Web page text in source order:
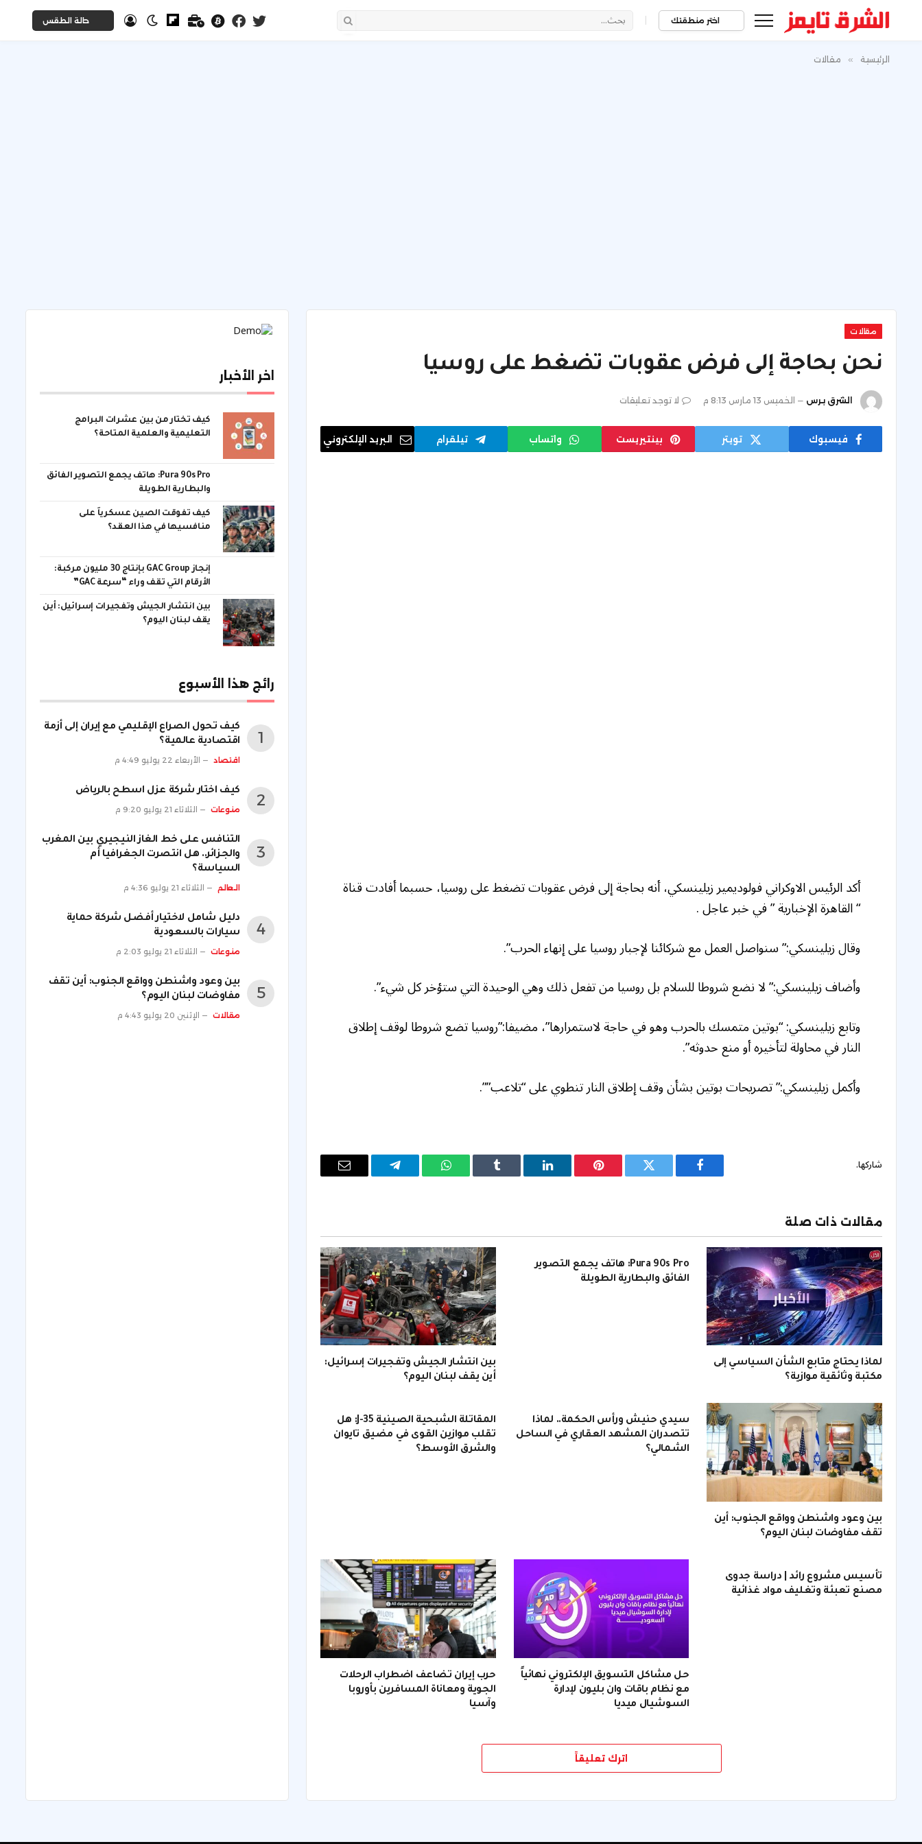
اختر منطقتك | حالة الطقس
الرئيسية » مقالات
مقالات
نحن بحاجة إلى فرض عقوبات تضغط على روسيا
الشرق برس الخميس 13 مارس 8:13 م لا توجد تعليقات
فيسبوك تويتر بينتيريست واتساب تيلقرام البريد الإلكتروني
أكد الرئيس الاوكراني فولوديمير زيلينسكي، أنه بحاجة إلى فرض عقوبات تضغط على روسيا، حسبما أفادت قناة
“ القاهرة الإخبارية ” في خبر عاجل .
وقال زيلينسكي:” سنواصل العمل مع شركائنا لإجبار روسيا على إنهاء الحرب”.
وأضاف زيلينسكي:” لا نضع شروطا للسلام بل روسيا من تفعل ذلك وهي الوحيدة التي ستؤخر كل شيء”.
وتابع زيلينسكي: “بوتين متمسك بالحرب وهو في حاجة لاستمرارها”، مضيفا:”روسيا تضع شروطا لوقف إطلاق
النار في محاولة لتأخيره أو منع حدوثه”.
وأكمل زيلينسكي:” تصريحات بوتين بشأن وقف إطلاق النار تنطوي على “تلاعب””.
شاركها.
فيسبوك تويتر بينتيريستلينكدإن Tumblr واتساب تيلقرام
البريد
مقالات ذات صلة
لماذا يحتاج متابع الشأن السياسي إلى
مكتبة وثائقية موازية؟
Pura 90s Pro: هاتف يجمع التصوير
الفائق والبطارية الطويلة
بين انتشار الجيش وتفجيرات إسرائيل:
أين يقف لبنان اليوم؟
بين وعود واشنطن وواقع الجنوب: أين
تقف مفاوضات لبنان اليوم؟
سيدي حنيش ورأس الحكمة.. لماذا
تتصدران المشهد العقاري في الساحل
الشمالي؟
المقاتلة الشبحية الصينية J-35: هل
تقلب موازين القوى في مضيق تايوان
والشرق الأوسط؟
تأسيس مشروع رائد | دراسة جدوى
مصنع تعبئة وتغليف مواد غذائية
حل مشاكل التسويق الإلكتروني نهائياً
مع نظام باقات وان بليون لإدارة
السوشيال ميديا
حرب إيران تضاعف اضطراب الرحلات
الجوية ومعاناة المسافرين بأوروبا
وآسيا
اترك تعليقاً
اخر الأخبار
كيف تختار من بين عشرات البرامج
التعليمية والعلمية المتاحة؟
Pura 90s Pro: هاتف يجمع التصوير الفائق
والبطارية الطويلة
كيف تفوقت الصين عسكرياً على
منافسيها في هذا العقد؟
إنجاز GAC Group بإنتاج 30 مليون مركبة:
الأرقام التي تقف وراء “سرعة GAC”
بين انتشار الجيش وتفجيرات إسرائيل: أين
يقف لبنان اليوم؟
رائج هذا الأسبوع
كيف تحول الصراع الإقليمي مع إيران إلى أزمة
اقتصادية عالمية؟
اقتصاد الأربعاء 22 يوليو 4:49 م
كيف اختار شركة عزل اسطح بالرياض
منوعات الثلاثاء 21 يوليو 9:20 م
التنافس على خط الغاز النيجيري بين المغرب
والجزائر.. هل انتصرت الجغرافيا أم
السياسة؟
العالم الثلاثاء 21 يوليو 4:36 م
دليل شامل لاختيار أفضل شركة حماية
سيارات بالسعودية
منوعات الثلاثاء 21 يوليو 2:03 م
بين وعود واشنطن وواقع الجنوب: أين تقف
مفاوضات لبنان اليوم؟
مقالات الإثنين 20 يوليو 4:43 م